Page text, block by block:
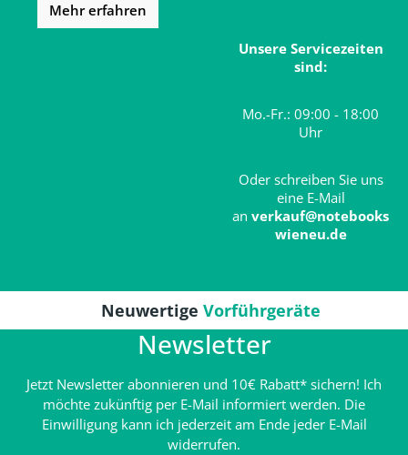
Mehr erfahren
Unsere Servicezeiten
sind:
Mo.-Fr.: 09:00 - 18:00
Uhr
Oder schreiben Sie uns
eine E-Mail
an verkauf@notebooks
wieneu.de
Neuwertige Vorführgeräte
Newsletter
Jetzt Newsletter abonnieren und 10€ Rabatt* sichern! Ich
möchte zukünftig per E-Mail informiert werden. Die
Einwilligung kann ich jederzeit am Ende jeder E-Mail
widerrufen.